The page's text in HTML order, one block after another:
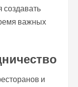
создавать
важных
и